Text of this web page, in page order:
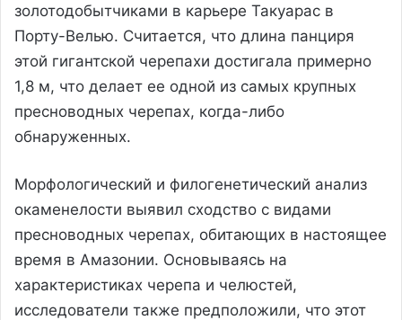
золотодобытчиками в карьере Такуарас в
Порту-Велью. Считается, что длина панциря
этой гигантской черепахи достигала примерно
1,8 м, что делает ее одной из самых крупных
пресноводных черепах, когда-либо
обнаруженных.
Морфологический и филогенетический анализ
окаменелости выявил сходство с видами
пресноводных черепах, обитающих в настоящее
время в Амазонии. Основываясь на
характеристиках черепа и челюстей,
исследователи также предположили, что этот